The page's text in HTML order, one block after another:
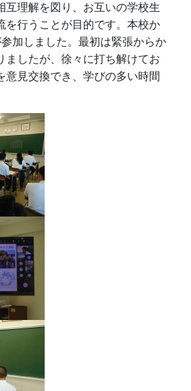
互理解を図り、お互いの学校生
を行うことが目的です。本校か
加しました。最初は緊張からか
ましたが、徐々に打ち解けてお
意見交換でき、学びの多い時間